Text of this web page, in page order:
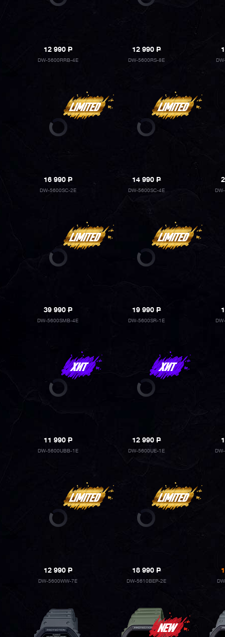
12 990P
DW-5600RRB-4E
12 990P
DW-5600RS-8E
16 990P
DW-5600SC-2E
14 990P
DW-5600SC-4E
39 990P
DW-5600SMB-4E
19 990P
DW-5600SR-1E
11 990P
DW-5600UBB-1E
12 990P
DW-5600UE-1E
12 990P
DW-5600WW-7E
18 990P
DW-5610BEP-2E